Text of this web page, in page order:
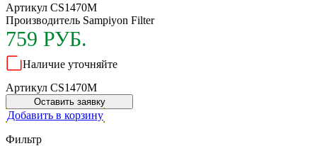
Артикул CS1470M
Производитель Sampiyon Filter
759 РУБ.
Наличие уточняйте
Артикул CS1470M
Оставить заявку
Добавить в корзину
Фильтр